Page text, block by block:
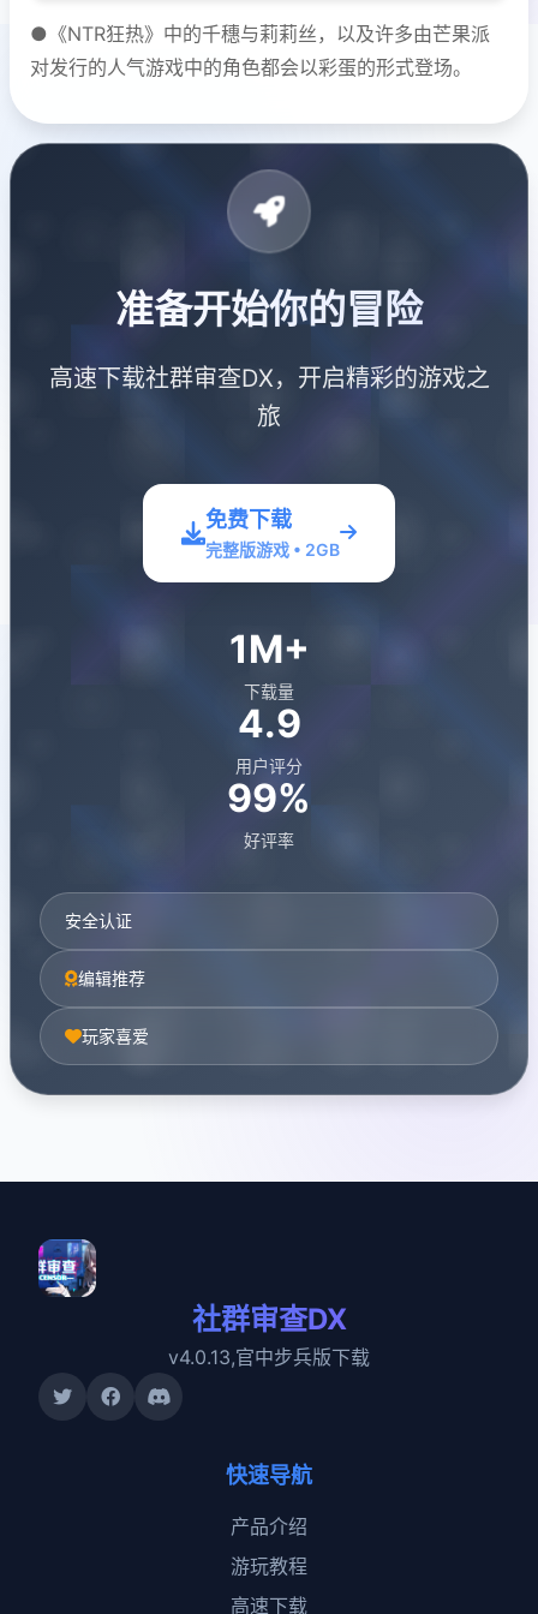
●《NTR狂热》中的千穗与莉莉丝，以及许多由芒果派
对发行的人气游戏中的角色都会以彩蛋的形式登场。
准备开始你的冒险
高速下载社群审查DX，开启精彩的游戏之
旅
免费下载
完整版游戏 • 2GB
1M+
下载量
4.9
用户评分
99%
好评率
安全认证
编辑推荐
玩家喜爱
社群审查DX
v4.0.13,官中步兵版下载
快速导航
产品介绍
游玩教程
高速下载